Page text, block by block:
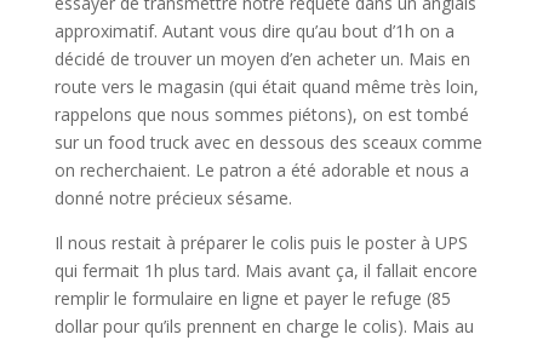
approximatif. Autant vous dire qu’au bout d’1h on a
décidé de trouver un moyen d’en acheter un. Mais en
route vers le magasin (qui était quand même très loin,
rappelons que nous sommes piétons), on est tombé
sur un food truck avec en dessous des sceaux comme
on recherchaient. Le patron a été adorable et nous a
donné notre précieux sésame.
Il nous restait à préparer le colis puis le poster à UPS
qui fermait 1h plus tard. Mais avant ça, il fallait encore
remplir le formulaire en ligne et payer le refuge (85
dollar pour qu’ils prennent en charge le colis). Mais au